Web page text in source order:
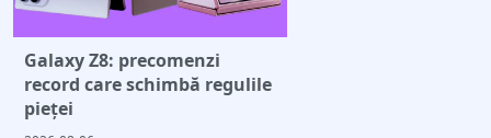
Galaxy Z8: precomenzi
record care schimbă regulile
pieței